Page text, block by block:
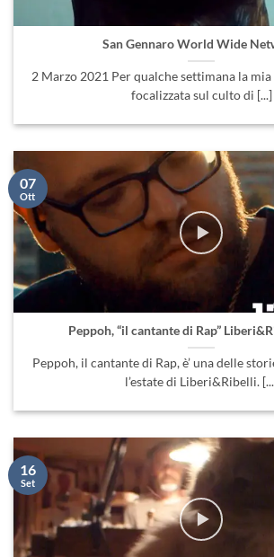
San Gennaro World Wide
2 Marzo 2021 Per qualche settimana la
focalizzata sul culto di [...]
Peppoh, “il cantante di Rap”
Peppoh, il cantante di Rap, è’ una delle
l’estate di Liberi&Ribelli.
07
Ott
16
Set